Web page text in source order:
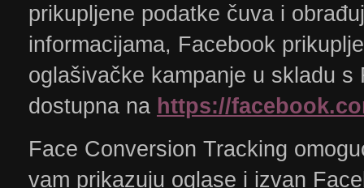
prikupljene podatke čuva i
informacijama, Facebook
oglašivačke kampanje u skladu
dostupna na https://
Face Conversion Tracking
vam prikazuju oglase i izvan